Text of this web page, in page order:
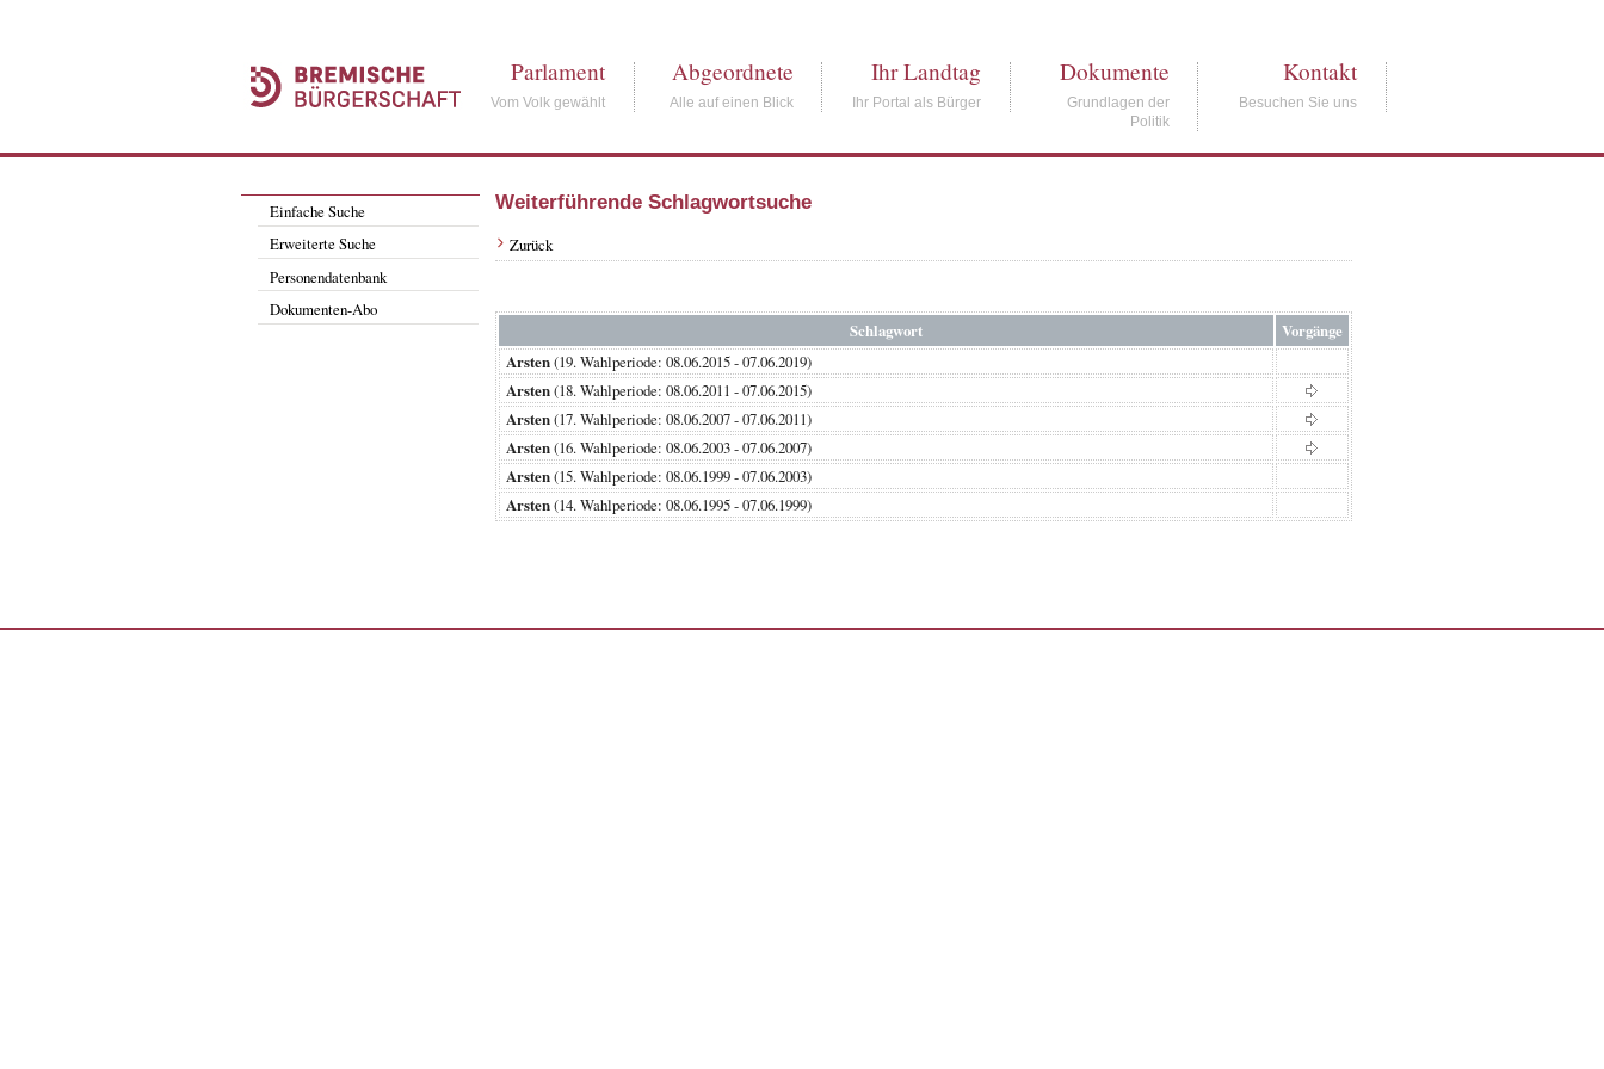
Parlament
Vom Volk gewählt
Abgeordnete
Alle auf einen Blick
Ihr Landtag
Ihr Portal als Bürger
Dokumente
Grundlagen der
Politik
Kontakt
Besuchen Sie uns
Einfache Suche
Erweiterte Suche
Personendatenbank
Dokumenten-Abo
Weiterführende Schlagwortsuche
Zurück
Schlagwort
Vorgänge
Arsten(19. Wahlperiode: 08.06.2015 - 07.06.2019)
Arsten(18. Wahlperiode: 08.06.2011 - 07.06.2015)
Arsten(17. Wahlperiode: 08.06.2007 - 07.06.2011)
Arsten(16. Wahlperiode: 08.06.2003 - 07.06.2007)
Arsten(15. Wahlperiode: 08.06.1999 - 07.06.2003)
Arsten(14. Wahlperiode: 08.06.1995 - 07.06.1999)